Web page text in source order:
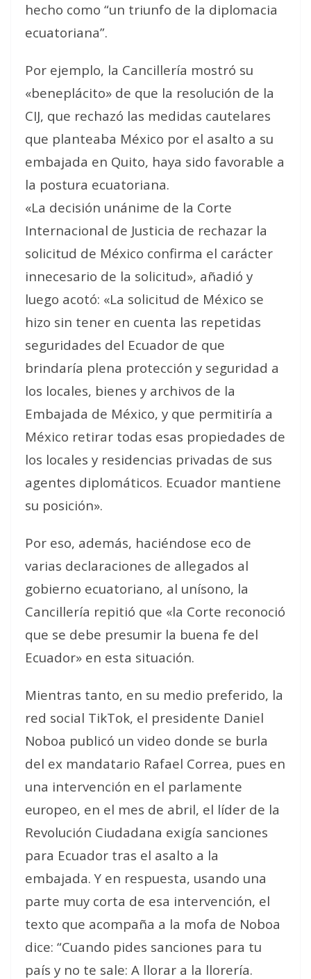
hecho como “un triunfo de la diplomacia
ecuatoriana”.
Por ejemplo, la Cancillería mostró su
«beneplácito» de que la resolución de la
CIJ, que rechazó las medidas cautelares
que planteaba México por el asalto a su
embajada en Quito, haya sido favorable a
la postura ecuatoriana.
«La decisión unánime de la Corte
Internacional de Justicia de rechazar la
solicitud de México confirma el carácter
innecesario de la solicitud», añadió y
luego acotó: «La solicitud de México se
hizo sin tener en cuenta las repetidas
seguridades del Ecuador de que
brindaría plena protección y seguridad a
los locales, bienes y archivos de la
Embajada de México, y que permitiría a
México retirar todas esas propiedades de
los locales y residencias privadas de sus
agentes diplomáticos. Ecuador mantiene
su posición».
Por eso, además, haciéndose eco de
varias declaraciones de allegados al
gobierno ecuatoriano, al unísono, la
Cancillería repitió que «la Corte reconoció
que se debe presumir la buena fe del
Ecuador» en esta situación.
Mientras tanto, en su medio preferido, la
red social TikTok, el presidente Daniel
Noboa publicó un video donde se burla
del ex mandatario Rafael Correa, pues en
una intervención en el parlamente
europeo, en el mes de abril, el líder de la
Revolución Ciudadana exigía sanciones
para Ecuador tras el asalto a la
embajada. Y en respuesta, usando una
parte muy corta de esa intervención, el
texto que acompaña a la mofa de Noboa
dice: “Cuando pides sanciones para tu
país y no te sale: A llorar a la llorería.